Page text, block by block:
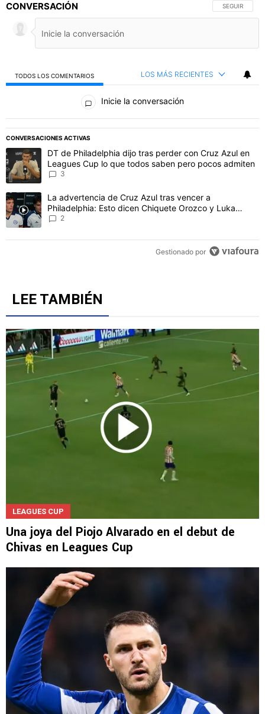
CONVERSACIÓN SIGA ESTA
SEGUIR
TODOS LOS COMENTARIOS LOS MÁS RECIENTES
Todos los comentarios
Inicie la conversación
CONVERSACIONES ACTIVAS
Este listado muestra los artículos con más comentarios en los
Un artículo de tendencia con el título "DT de Philadelphia dijo
DT de Philadelphia dijo tras perder con Cruz Azul en
Leagues Cup lo que todos saben pero pocos admiten
Un artículo de tendencia con el título "La advertencia de Cruz
La advertencia de Cruz Azul tras vencer a
LEE TAMBIÉN
Una joya del Piojo Alvarado en el debut de
Chivas en Leagues Cup